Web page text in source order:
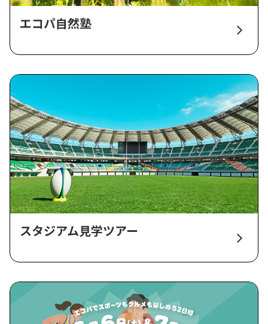
エコパ自然塾
スタジアム見学ツアー